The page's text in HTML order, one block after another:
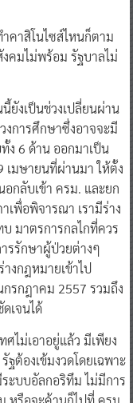
คาสิโนไซส์ไหนก็ตาม
คมไม่พร้อม รัฐบาลไม่
ยังเป็นช่วงเปลี่ยนผ่าน
งการศึกษาซึ่งอาจจะมี
ง 6 ด้าน ออกมาเป็น
เมษายนที่ผ่านมา ให้ตั้ง
กลับเข้า ครม. และยก
พื่อพิจารณา เรามีร่าง
มาตรการกลไกที่ควร
รรักษาผู้ป่วยต่างๆ
งกฎหมายเข้าไป
รกฎาคม 2557 รวมถึง
เจนได้
ไม่เอาอยู่แล้ว มีเพียง
ต้องเข้มงวดโดยเฉพาะ
ระบบอัลกอริทึม ไม่มีการ